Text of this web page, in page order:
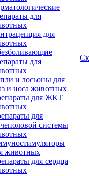
для
для
для
и лосьоны для
и носа животных
для ЖКТ
для
системы
животных
для сердца